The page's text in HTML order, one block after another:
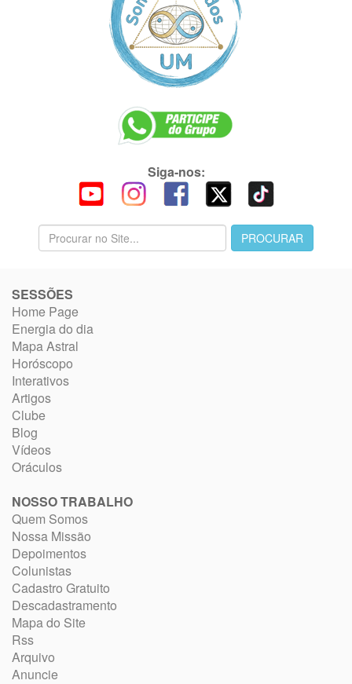
Siga-nos:
SESSÕES
Home Page
Energia do dia
Mapa Astral
Horóscopo
Interativos
Artigos
Clube
Blog
Vídeos
Oráculos
NOSSO TRABALHO
Quem Somos
Nossa Missão
Depoimentos
Colunistas
Cadastro Gratuito
Descadastramento
Mapa do Site
Rss
Arquivo
Anuncie